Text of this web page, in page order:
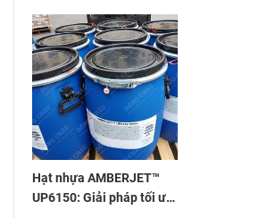
Hạt nhựa AMBERJET™
UP6150: Giải pháp tối ưu